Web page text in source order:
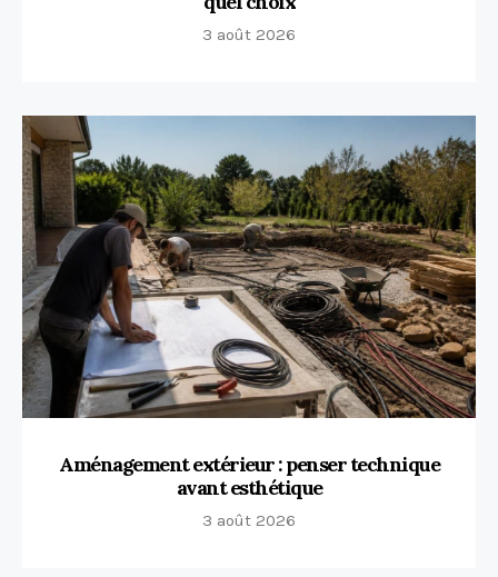
3 août 2026
Aménagement extérieur : penser technique
avant esthétique
3 août 2026